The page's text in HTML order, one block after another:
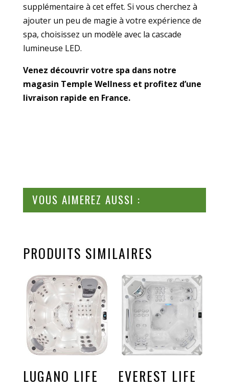
supplémentaire à cet effet. Si vous cherchez à
ajouter un peu de magie à votre expérience de
spa, choisissez un modèle avec la cascade
lumineuse LED.
Venez découvrir votre spa dans notre
magasin Temple Wellness et profitez d’une
livraison rapide en France.
VOUS AIMEREZ AUSSI :
PRODUITS SIMILAIRES
LUGANO LIFE
EVEREST LIFE